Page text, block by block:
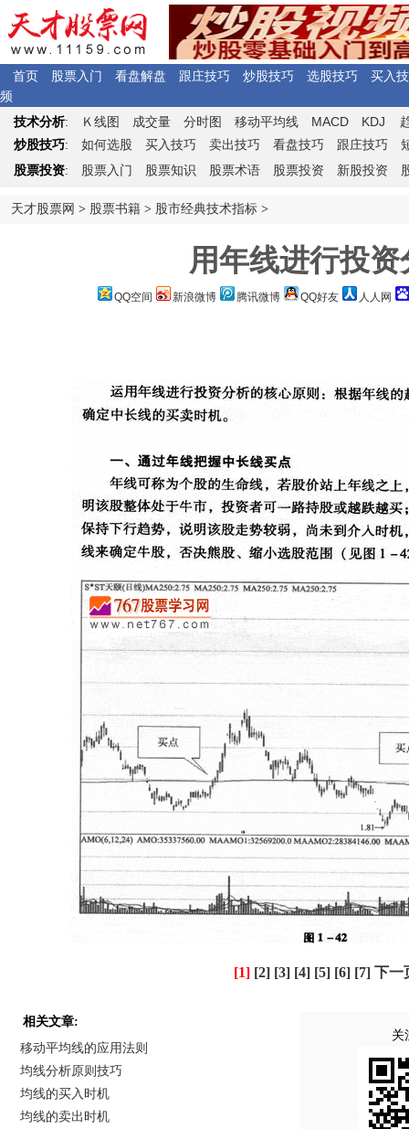
首页 股票入门 看盘解盘 跟庄技巧 炒股技巧 选股技巧
买入
频
技术分析: Ｋ 线图 成交量 分时图 移动平均线 MACD KDJ
炒股技巧: 如何选股 买入技巧 卖出技巧 看盘技巧 跟庄技巧
股票投资: 股票入门 股票知识 股票术语 股票投资 新股投资
天才股票网 > 股票书籍 > 股市经典技术指标 >
用年线进行投资
QQ空间 新浪微博 腾讯微博 QQ好友 人人网
[1] [2] [3] [4] [5] [6] [7] 下一
相关文章:
移动平均线的应用法则
均线分析原则技巧
均线的买入时机
均线的卖出时机
关